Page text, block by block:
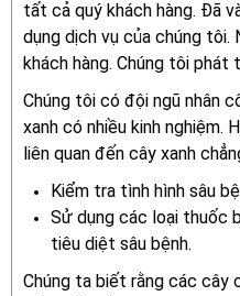
tất cả quý khách hàng. Đã
dụng dịch vụ của chúng
khách hàng. Chúng tôi phát
Chúng tôi có đội ngũ nhân
xanh có nhiều kinh nghiệm.
liên quan đến cây xanh
Kiểm tra tình hình sâu
Sử dụng các loại thuốc
tiêu diệt sâu bệnh.
Chúng ta biết rằng các cây